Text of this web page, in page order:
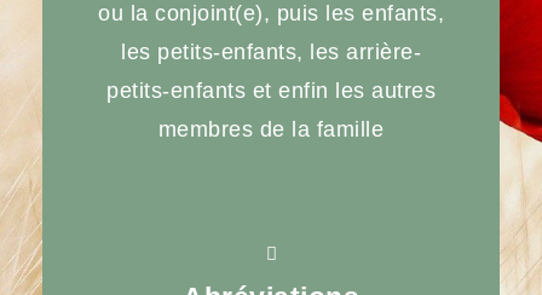
ou la conjoint(e), puis les enfants,
les petits-enfants, les arrière-
petits-enfants et enfin les autres
membres de la famille